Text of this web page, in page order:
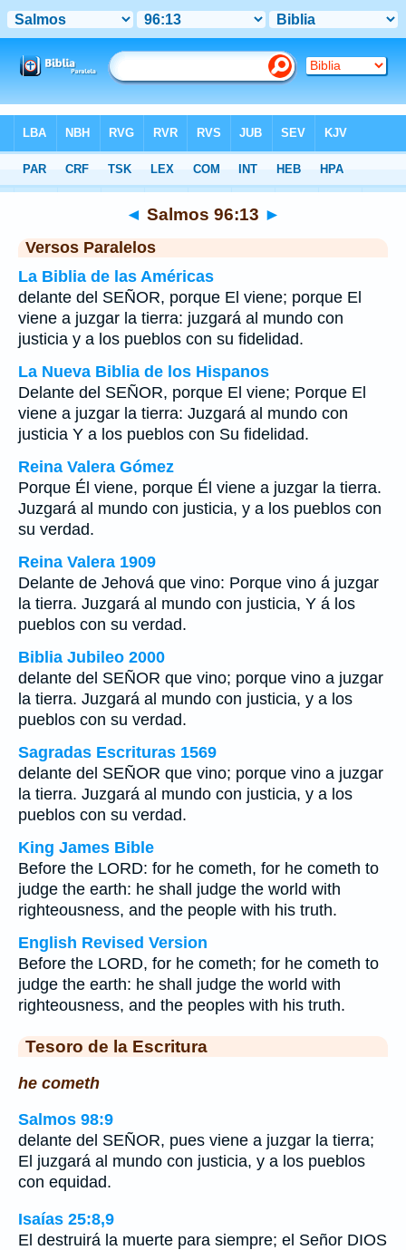
>Salmos Capítulo 96 > Verso 13
◄ Salmos 96:13 ►
Versos Paralelos
La Biblia de las Américas
delante del SEÑOR, porque El viene; porque El
viene a juzgar la tierra: juzgará al mundo con
justicia y a los pueblos con su fidelidad.
La Nueva Biblia de los Hispanos
Delante del SEÑOR, porque El viene; Porque El
viene a juzgar la tierra: Juzgará al mundo con
justicia Y a los pueblos con Su fidelidad.
Reina Valera Gómez
Porque Él viene, porque Él viene a juzgar la tierra.
Juzgará al mundo con justicia, y a los pueblos con
su verdad.
Reina Valera 1909
Delante de Jehová que vino: Porque vino á juzgar
la tierra. Juzgará al mundo con justicia, Y á los
pueblos con su verdad.
Biblia Jubileo 2000
delante del SEÑOR que vino; porque vino a juzgar
la tierra. Juzgará al mundo con justicia, y a los
pueblos con su verdad.
Sagradas Escrituras 1569
delante del SEÑOR que vino; porque vino a juzgar
la tierra. Juzgará al mundo con justicia, y a los
pueblos con su verdad.
King James Bible
Before the LORD: for he cometh, for he cometh to
judge the earth: he shall judge the world with
righteousness, and the people with his truth.
English Revised Version
Before the LORD, for he cometh; for he cometh to
judge the earth: he shall judge the world with
righteousness, and the peoples with his truth.
Tesoro de la Escritura
he cometh
Salmos 98:9
delante del SEÑOR, pues viene a juzgar la tierra;
El juzgará al mundo con justicia, y a los pueblos
con equidad.
Isaías 25:8,9
El destruirá la muerte para siempre; el Señor DIOS